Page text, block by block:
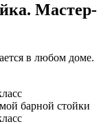
Мастер-
в любом доме.
барной стойки